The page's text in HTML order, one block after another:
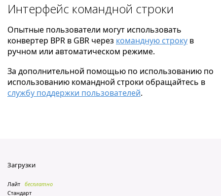
Интерфейс командной строки
Опытные пользователи могут использовать
конвертер BPR в GBR через командную строку в
ручном или автоматическом режиме.
За дополнительной помощью по использованию по
использованию командной строки обращайтесь в
службу поддержки пользователей.
Загрузки
Лайт бесплатно
Стандарт